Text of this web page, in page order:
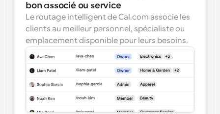
bon associé ou service
Le routage intelligent de Cal.com associe les
clients au meilleur personnel, spécialiste ou
emplacement disponible pour leurs besoins.